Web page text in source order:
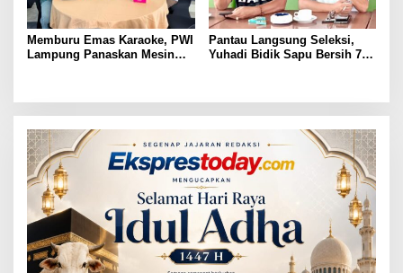
Memburu Emas Karaoke, PWI
Lampung Panaskan Mesin
Pantau Langsung Seleksi,
Yuhadi Bidik Sapu Bersih 7